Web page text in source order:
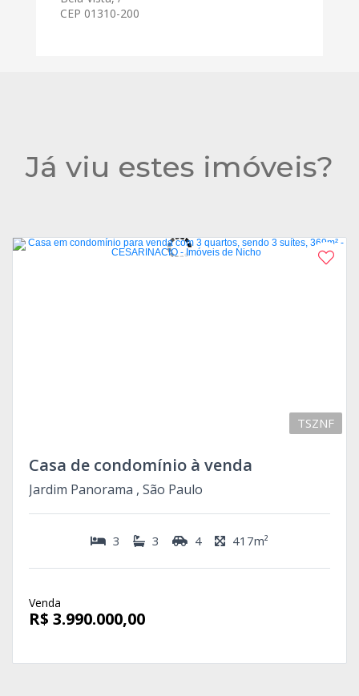
CEP 01310-200
Já viu estes imóveis?
TSZNF
Casa de condomínio à venda
Jardim Panorama , São Paulo
3 3 4 417m²
Venda
R$ 3.990.000,00